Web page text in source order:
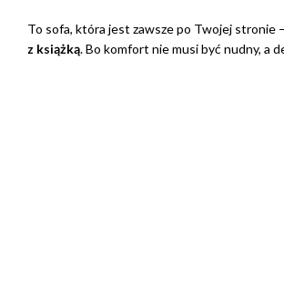
To sofa, która jest zawsze po Twojej stronie –
z książką. Bo komfort nie musi być nudny, a